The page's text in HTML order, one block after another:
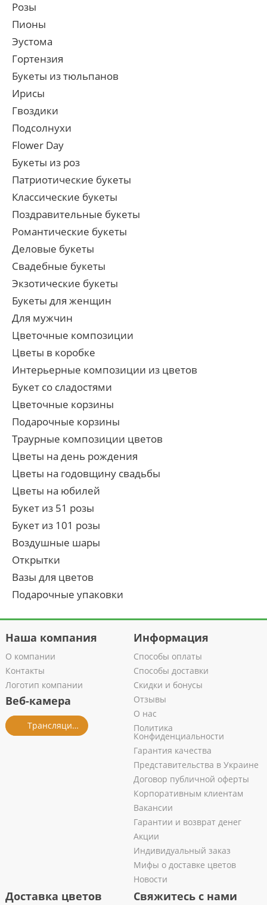
Розы
Пионы
Эустома
Гортензия
Букеты из тюльпанов
Ирисы
Гвоздики
Подсолнухи
Flower Day
Букеты из роз
Патриотические букеты
Классические букеты
Поздравительные букеты
Романтические букеты
Деловые букеты
Свадебные букеты
Экзотические букеты
Букеты для женщин
Для мужчин
Цветочные композиции
Цветы в коробке
Интерьерные композиции из цветов
Букет со сладостями
Цветочные корзины
Подарочные корзины
Траурные композиции цветов
Цветы на день рождения
Цветы на годовщину свадьбы
Цветы на юбилей
Букет из 51 розы
Букет из 101 розы
Воздушные шары
Открытки
Вазы для цветов
Подарочные упаковки
Наша компания
О компании
Контакты
Логотип компании
Веб-камера
Трансляция из салона
Информация
Способы оплаты
Способы доставки
Скидки и бонусы
Отзывы
О нас
Политика
Конфиденциальности
Гарантия качества
Представительства в Украине
Договор публичной оферты
Корпоративным клиентам
Вакансии
Гарантии и возврат денег
Акции
Индивидуальный заказ
Мифы о доставке цветов
Новости
Доставка цветов Свяжитесь с нами